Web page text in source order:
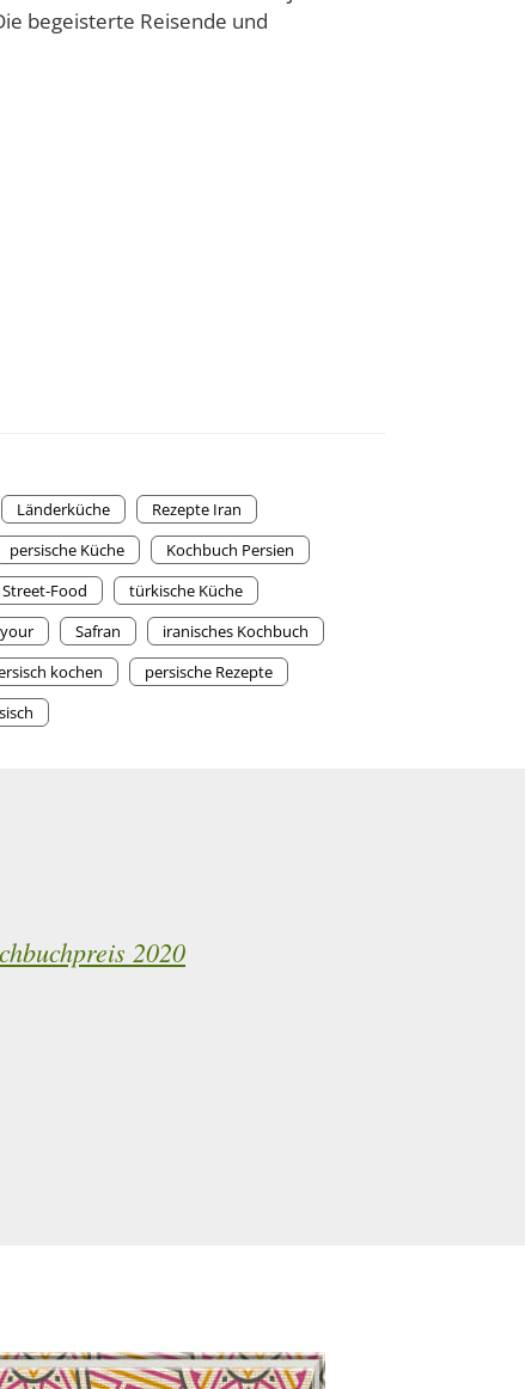
begeisterte Reisende und
Länderküche
Rezepte Iran
persische Küche
Kochbuch Persien
Street-Food
türkische Küche
Safran
iranisches Kochbuch
kochen
persische Rezepte
2020